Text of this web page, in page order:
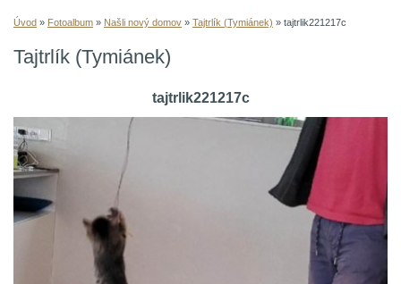
Úvod » Fotoalbum » Našli nový domov » Tajtrlík (Tymiánek) » tajtrlik221217c
Tajtrlík (Tymiánek)
tajtrlik221217c